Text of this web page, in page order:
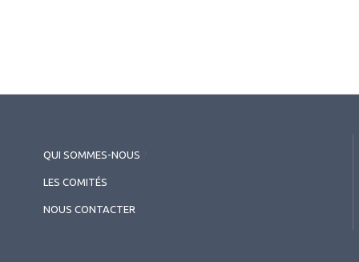
QUI SOMMES-NOUS
LES COMITÉS
NOUS CONTACTER